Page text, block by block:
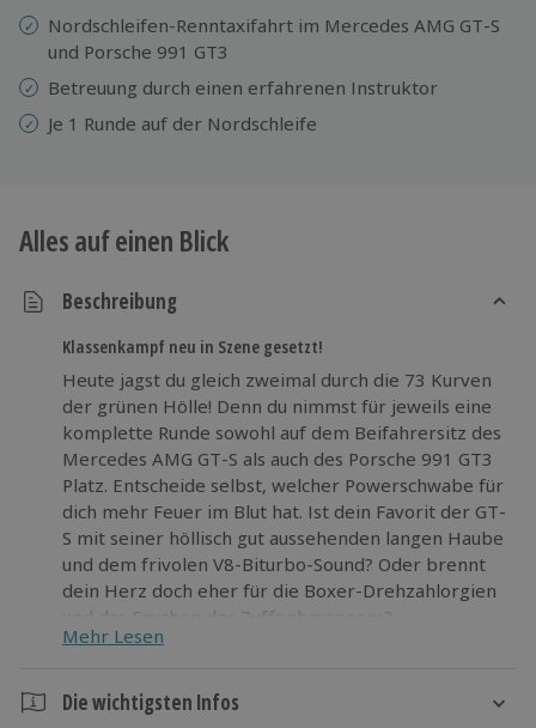
Nordschleifen-Renntaxifahrt im Mercedes AMG GT-S
und Porsche 991 GT3
Betreuung durch einen erfahrenen Instruktor
Je 1 Runde auf der Nordschleife
Alles auf einen Blick
Beschreibung
Klassenkampf neu in Szene gesetzt!
Heute jagst du gleich zweimal durch die 73 Kurven
der grünen Hölle! Denn du nimmst für jeweils eine
komplette Runde sowohl auf dem Beifahrersitz des
Mercedes AMG GT-S als auch des Porsche 991 GT3
Platz. Entscheide selbst, welcher Powerschwabe für
dich mehr Feuer im Blut hat. Ist dein Favorit der GT-
S mit seiner höllisch gut aussehenden langen Haube
und dem frivolen V8-Biturbo-Sound? Oder brennt
dein Herz doch eher für die Boxer-Drehzahlorgien
und das Fauchen des Zuffenhauseners?
himmlische Abstecher durch die grüne Hölle!
Mehr Lesen
Die wichtigsten Infos